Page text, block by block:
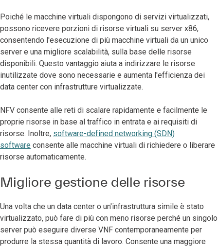
Poiché le macchine virtuali dispongono di servizi virtualizzati,
possono ricevere porzioni di risorse virtuali su server x86,
consentendo l'esecuzione di più macchine virtuali da un unico
server e una migliore scalabilità, sulla base delle risorse
disponibili. Questo vantaggio aiuta a indirizzare le risorse
inutilizzate dove sono necessarie e aumenta l'efficienza dei
data center con infrastrutture virtualizzate.
NFV consente alle reti di scalare rapidamente e facilmente le
proprie risorse in base al traffico in entrata e ai requisiti di
risorse. Inoltre, software-defined networking (SDN)
software consente alle macchine virtuali di richiedere o liberare
risorse automaticamente.
Migliore gestione delle risorse
Una volta che un data center o un'infrastruttura simile è stato
virtualizzato, può fare di più con meno risorse perché un singolo
server può eseguire diverse VNF contemporaneamente per
produrre la stessa quantità di lavoro. Consente una maggiore